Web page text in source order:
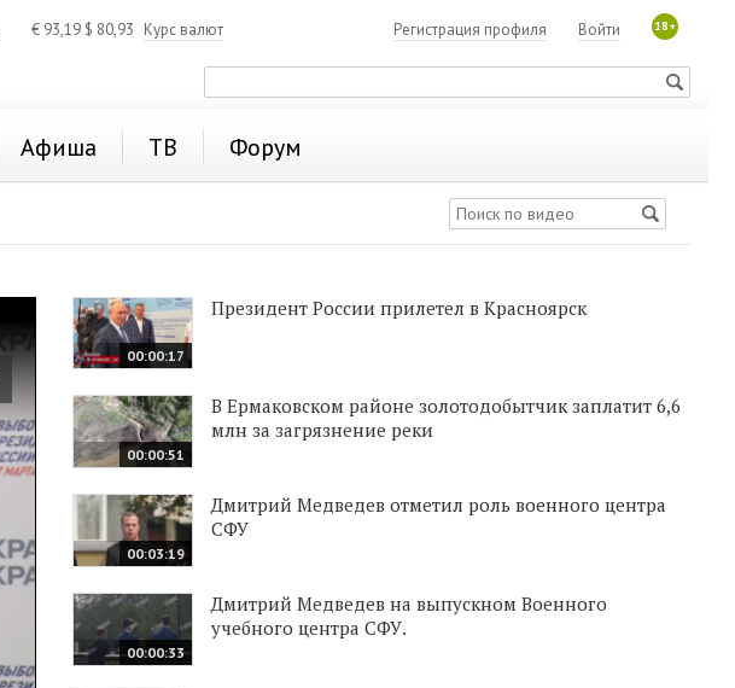
€ 93,19 $ 80,93 Курс валют 18+
Войти
Регистрация профиля
Афиша ТВ Форум
00:00:17
Президент России прилетел в Красноярск
00:00:51
В Ермаковском районе золотодобытчик заплатит 6,6
млн за загрязнение реки
00:03:19
Дмитрий Медведев отметил роль военного центра
СФУ
00:00:33
Дмитрий Медведев на выпускном Военного
учебного центра СФУ.